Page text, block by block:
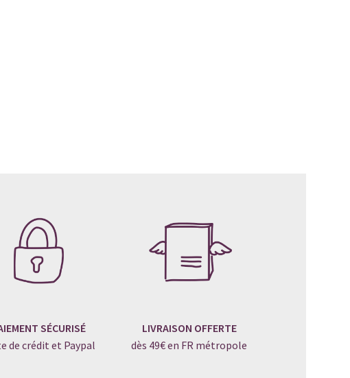
SÉCURISÉ
de crédit et Paypal
LIVRAISON OFFERTE
dès 49€ en FR métropole